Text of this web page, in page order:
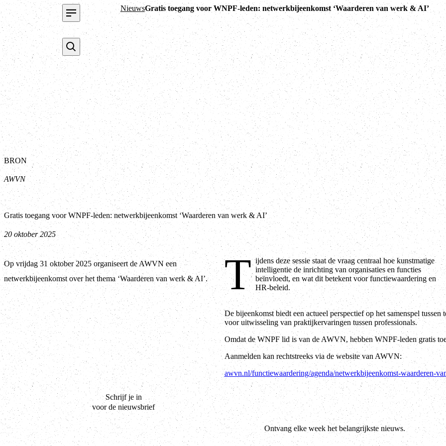
NieuwsGratis toegang voor WNPF-leden: netwerkbijeenkomst ‘Waarderen van werk & AI’
BRON
AWVN
Gratis toegang voor WNPF-leden: netwerkbijeenkomst ‘Waarderen van werk & AI’
20 oktober 2025
Op vrijdag 31 oktober 2025 organiseert de AWVN een
netwerkbijeenkomst over het thema ‘Waarderen van werk & AI’.
T ijdens deze sessie staat de vraag centraal hoe kunstmatige
intelligentie de inrichting van organisaties en functies
beïnvloedt, en wat dit betekent voor functiewaardering en
HR-beleid.
De bijeenkomst biedt een actueel perspectief op het samenspel
voor uitwisseling van praktijkervaringen tussen professionals.
Omdat de WNPF lid is van de AWVN, hebben WNPF-leden gratis
Aanmelden kan rechtstreeks via de website van AWVN:
awvn.nl/functiewaardering/agenda/netwerkbijeenkomst-waarderen-
Schrijf je in
voor de nieuwsbrief
Ontvang elke week het belangrijkste nieuws.